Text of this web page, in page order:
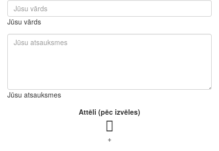
Jūsu vārds
Jūsu atsauksmes
Attēli (pēc izvēles)
+